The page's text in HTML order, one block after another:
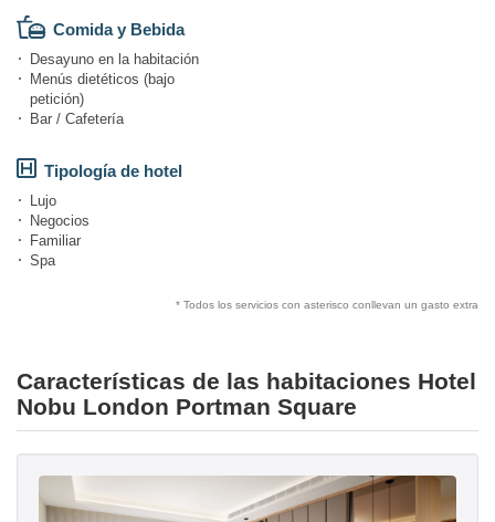
Comida y Bebida
Desayuno en la habitación
Menús dietéticos (bajo
petición)
Bar / Cafetería
Tipología de hotel
Lujo
Negocios
Familiar
Spa
* Todos los servicios con asterisco conllevan un gasto extra
Características de las habitaciones Hotel
Nobu London Portman Square